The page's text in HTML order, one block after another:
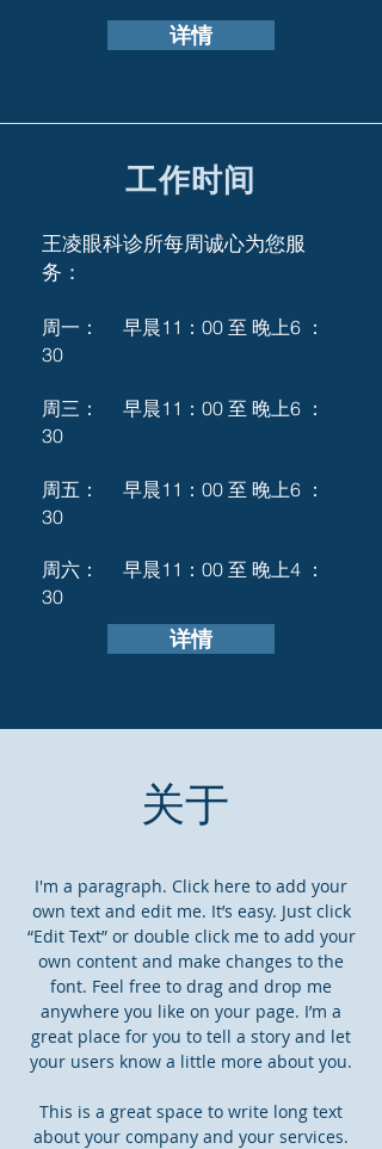
详情
​工作时间
王凌眼科诊所每周诚心为您服
务：
周一： 早晨11：00 至 晚上6 ：
30
周三： 早晨11： 00 至 晚上6 ：
30
周五： 早晨11： 00 至 晚上6 ：
30
周六： 早晨11： 00 至 晚上4 ：
30
详情
关于
I'm a paragraph. Click here to add your
own text and edit me. It’s easy. Just click
“Edit Text” or double click me to add your
own content and make changes to the
font. Feel free to drag and drop me
anywhere you like on your page. I’m a
great place for you to tell a story and let
your users know a little more about you.
This is a great space to write long text
about your company and your services.